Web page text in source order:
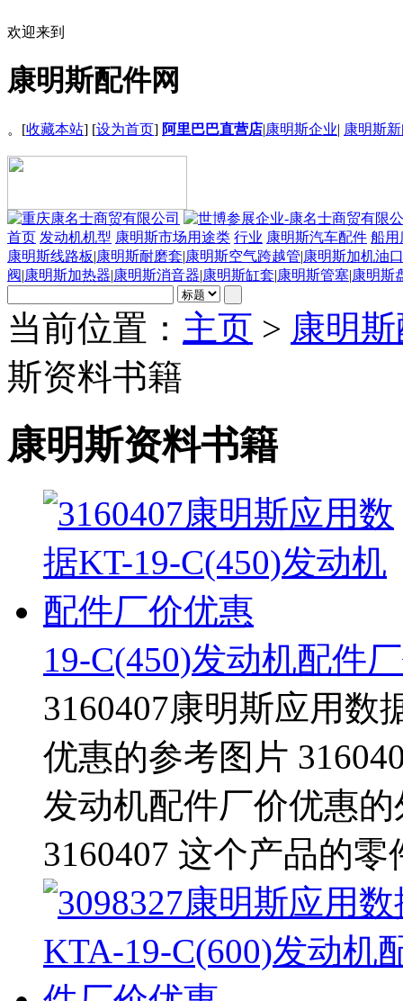
欢迎来到
康明斯配件网
。[收藏本站] [设为首页] 阿里巴巴直营店|康明斯企业| 康明斯
首页 发动机机型 康明斯市场用途类 行业 康明斯汽车配件 船用
康明斯线路板|康明斯耐磨套|康明斯空气跨越管|康明斯加机油
阀|康明斯加热器|康明斯消音器|康明斯缸套|康明斯管塞|康明斯
当前位置： 主页 > 康明
斯资料书籍
康明斯资料书籍
19-C(450)发动机配件
3160407康明斯应用数
优惠的参考图片
发动机配件厂价优惠
3160407 这个产品的